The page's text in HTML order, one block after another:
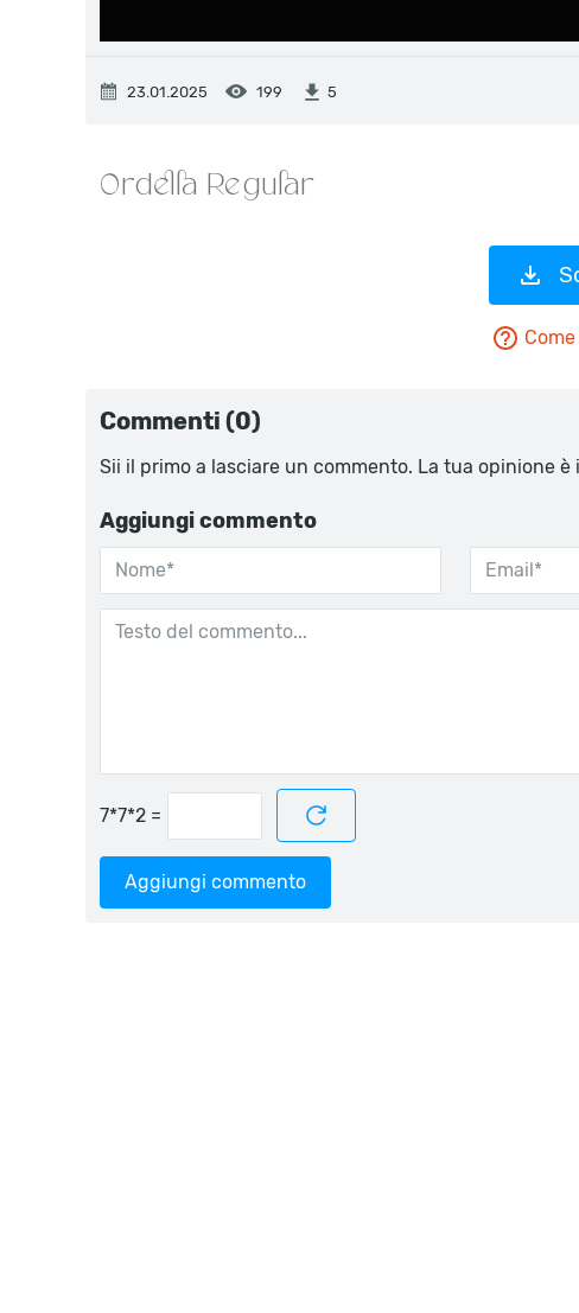
23.01.2025 199 5
Commenti (0)
Sii il primo a lasciare un commento. La tua opinione è
Aggiungi commento
=
Aggiungi commento